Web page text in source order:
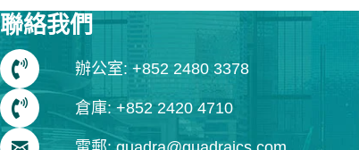
聯絡我們
辦公室: +852 2480 3378
倉庫: +852 2420 4710